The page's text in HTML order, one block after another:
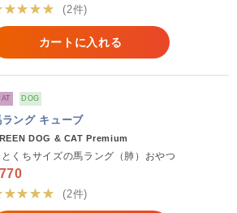
(2件)
カートに入れる
DOG
ラング キューブ
DOG & CAT Premium
くちサイズの馬ラング（肺）おやつ
(2件)